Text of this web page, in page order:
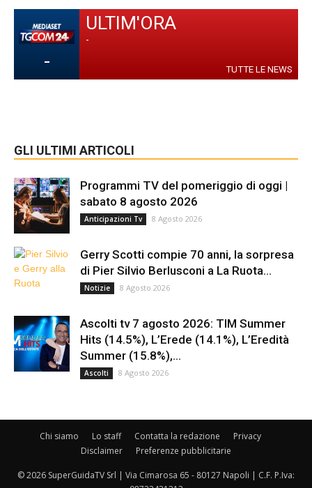
-
ULTIM'ORA
-
TUTTE LE NEWS
GLI ULTIMI ARTICOLI
Programmi TV del pomeriggio di oggi |
sabato 8 agosto 2026
Anticipazioni Tv 8 Agosto 2026
Gerry Scotti compie 70 anni, la sorpresa
di Pier Silvio Berlusconi a La Ruota...
Notizie 8 Agosto 2026
Ascolti tv 7 agosto 2026: TIM Summer
Hits (14.5%), L’Erede (14.1%), L’Eredità
Summer (15.8%),...
Ascolti 8 Agosto 2026
Chi siamo Lo staff Contatta la redazione
Privacy
Disclaimer
Preferenze pubblicitarie
© 2026 SuperGuidaTV Srl | Via Cimarosa 65 - 80127 Napoli | C.F. P.Iva: